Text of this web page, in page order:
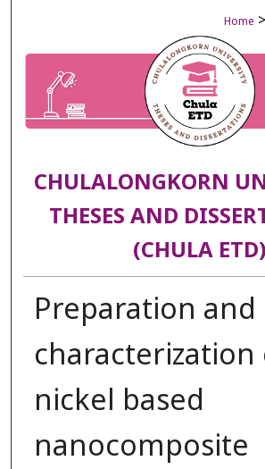
Home >
CHULALONGKORN
THESES AND
(CHULA ETD)
Preparation and
characterization
nickel based
nanocomposite